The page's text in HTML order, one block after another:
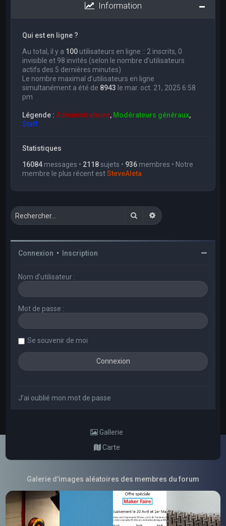
Information
Qui est en ligne ?
Au total, il y a 100 utilisateurs en ligne :: 2 inscrits, 0
invisible et 98 invités (selon le nombre d’utilisateurs
actifs des 5 dernières minutes)
Le nombre maximal d’utilisateurs en ligne
simultanément a été de 8943 le mar. oct. 21, 2025 6:58
pm
Légende :Administrateurs, Modérateurs généraux,
Staff
Statistiques
16084 messages • 2118sujets • 936 membres • Notre
membre le plus récent estSteveAleta
RechercherRecherche avancée
Connexion • Inscription
Nom d’utilisateur :
Mot de passe :
Se souvenir de moi
J’ai oublié mon mot de passe
Gallerie
Carte
Galerie d'images aléatoires des membres du forum